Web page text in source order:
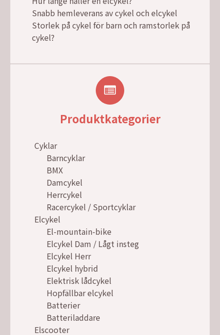
Snabb hemleverans av cykel och elcykel
Storlek på cykel för barn och ramstorlek på
cykel?
Produktkategorier
Cyklar
Barncyklar
BMX
Damcykel
Herrcykel
Racercykel / Sportcyklar
Elcykel
El-mountain-bike
Elcykel Dam / Lågt insteg
Elcykel Herr
Elcykel hybrid
Elektrisk lådcykel
Hopfällbar elcykel
Batterier
Batteriladdare
Elscooter